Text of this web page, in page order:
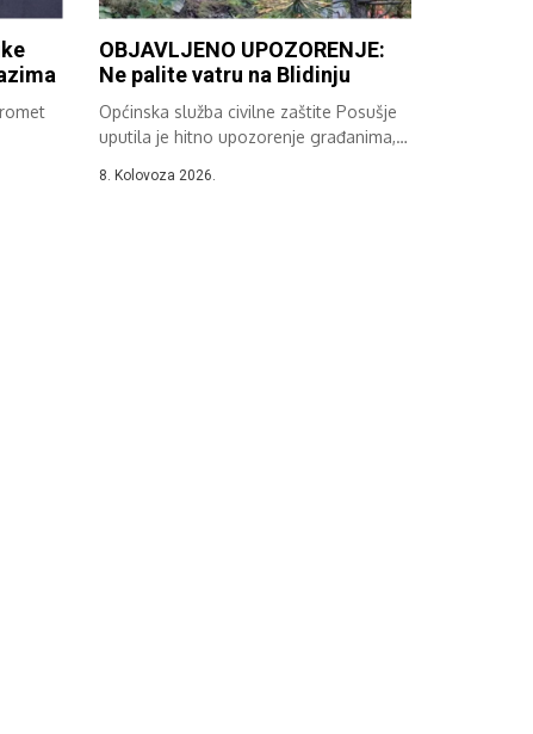
OBJAVLJENO UPOZORENJE:
Ne palite vatru na Blidinju
Općinska služba civilne zaštite Posušje
uputila je hitno upozorenje građanima,
8. Kolovoza 2026.